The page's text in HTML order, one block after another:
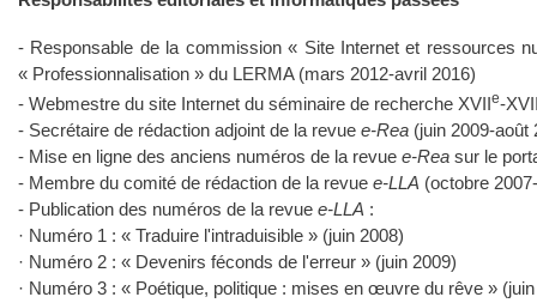
- Responsable de la commission « Site Internet et ressources
« Professionnalisation » du LERMA (mars 2012-avril 2016)
- Webmestre du site Internet du séminaire de recherche XVIIe-
- Secrétaire de rédaction adjoint de la revue e-Rea (juin 2009-août
- Mise en ligne des anciens numéros de la revue e-Rea sur le
- Membre du comité de rédaction de la revue e-LLA (octobre
- Publication des numéros de la revue e-LLA :
· Numéro 1 : « Traduire l'intraduisible » (juin 2008)
· Numéro 2 : « Devenirs féconds de l'erreur » (juin 2009)
· Numéro 3 : « Poétique, politique : mises en œuvre du rêve »